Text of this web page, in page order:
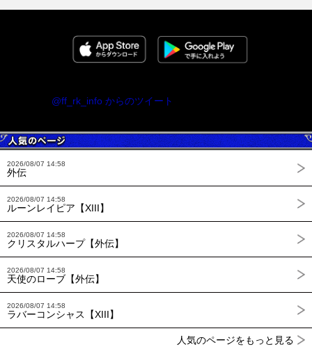
@ff_rk_info からのツイート
2026/08/07 14:58
外伝
2026/08/07 14:58
ルーンレイピア【XIII】
2026/08/07 14:58
クリスタルハープ【外伝】
2026/08/07 14:58
天使のローブ【外伝】
2026/08/07 14:58
ラバーコンシャス【XIII】
人気のページをもっと見る